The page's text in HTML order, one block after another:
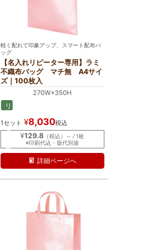
軽く配れて印象アップ、スマート配布バ
ッグ
【名入れリピーター専用】ラミ
不織布バッグ マチ無 A4サイ
ズ｜100枚入
270W×350H
リ
ー
タ
専
1セット ¥8,030税込
¥129.8 （税込）～ ⁄ 1枚
※印刷代込・版代別途
詳細ページへ